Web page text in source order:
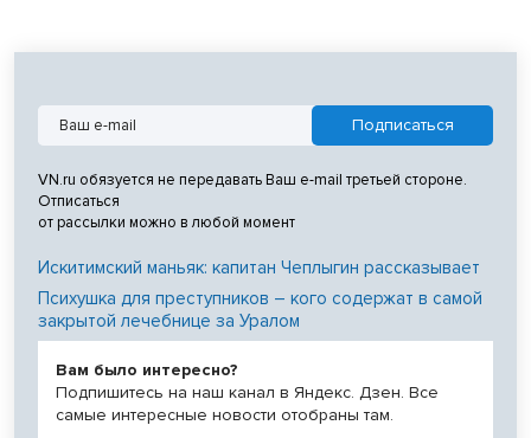
VN.ru обязуется не передавать Ваш e-mail третьей стороне.
Отписаться
от рассылки можно в любой момент
Искитимский маньяк: капитан Чеплыгин рассказывает
Психушка для преступников – кого содержат в самой
закрытой лечебнице за Уралом
Вам было интересно?
Подпишитесь на наш канал в Яндекс. Дзен. Все
самые интересные новости отобраны там.